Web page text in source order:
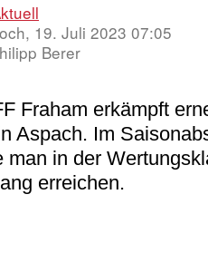
19. Juli 2023 07:05
Berer
Fraham erkämpft
Aspach. Im
man in der
erreichen.